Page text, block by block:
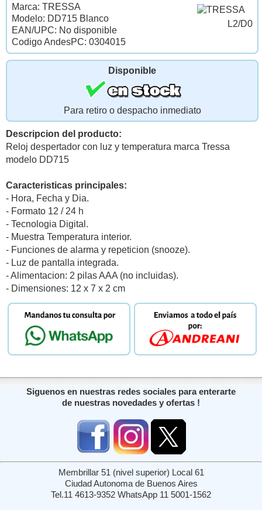
L2/D0
Marca: TRESSA
Modelo: DD715 Blanco
EAN/UPC: No disponible
Codigo AndesPC: 0304015
Disponible
Para retiro o despacho inmediato
Descripcion del producto:
Reloj despertador con luz y temperatura marca Tressa
modelo DD715
Caracteristicas principales:
- Hora, Fecha y Dia.
- Formato 12 / 24 h
- Tecnologia Digital.
- Muestra Temperatura interior.
- Funciones de alarma y repeticion (snooze).
- Luz de pantalla integrada.
- Alimentacion: 2 pilas AAA (no incluidas).
- Dimensiones: 12 x 7 x 2 cm
Siguenos en nuestras redes sociales para enterarte
de nuestras novedades y ofertas !
Membrillar 51 (nivel superior) Local 61
Ciudad Autonoma de Buenos Aires
Tel.11 4613-9352 WhatsApp 11 5001-1562